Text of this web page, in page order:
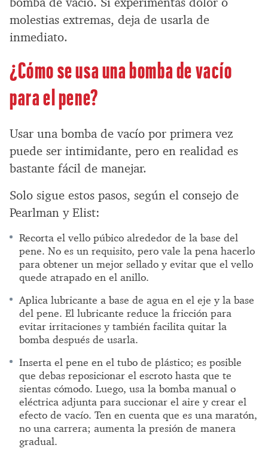
molestias extremas, deja de usarla de
inmediato.
¿Cómo se usa una bomba de vacío
para el pene?
Usar una bomba de vacío por primera vez
puede ser intimidante, pero en realidad es
bastante fácil de manejar.
Solo sigue estos pasos, según el consejo de
Pearlman y Elist:
Recorta el vello púbico alrededor de la base del
pene. No es un requisito, pero vale la pena hacerlo
para obtener un mejor sellado y evitar que el vello
quede atrapado en el anillo.
Aplica lubricante a base de agua en el eje y la base
del pene. El lubricante reduce la fricción para
evitar irritaciones y también facilita quitar la
bomba después de usarla.
Inserta el pene en el tubo de plástico; es posible
que debas reposicionar el escroto hasta que te
sientas cómodo. Luego, usa la bomba manual o
eléctrica adjunta para succionar el aire y crear el
efecto de vacío. Ten en cuenta que es una maratón,
no una carrera; aumenta la presión de manera
gradual.